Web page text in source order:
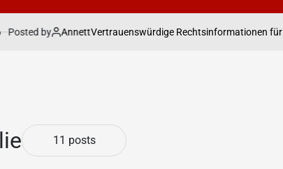
AnnettVertrauenswürdige Rechtsinformationen für jede Lage
11 posts